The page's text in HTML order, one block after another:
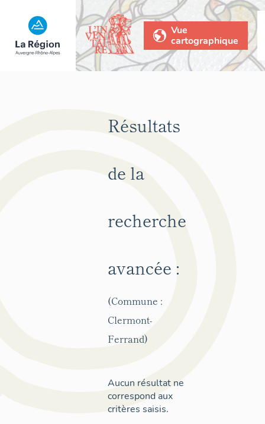
Vue
cartographique
Résultats
de la
recherche
avancée :
(Commune :
Clermont-
Ferrand)
Aucun résultat ne
correspond aux
critères saisis.